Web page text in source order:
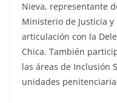
Nieva, representante
Ministerio de Justicia
articulación con la
Chica. También
las áreas de Inclusión
unidades